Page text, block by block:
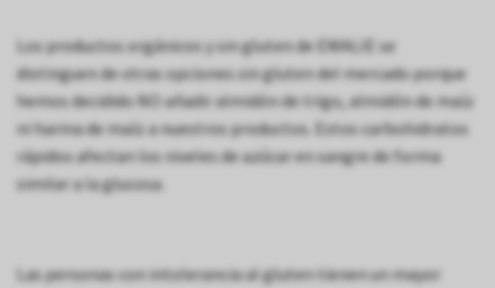
Los productos orgánicos y sin gluten de EWALIE se
distinguen de otras opciones sin gluten del mercado porque
hemos decidido NO añadir almidón de trigo, almidón de maíz
ni harina de maíz a nuestros productos. Estos carbohidratos
rápidos afectan los niveles de azúcar en sangre de forma
similar a la glucosa.
Las personas con intolerancia al gluten tienen un mayor